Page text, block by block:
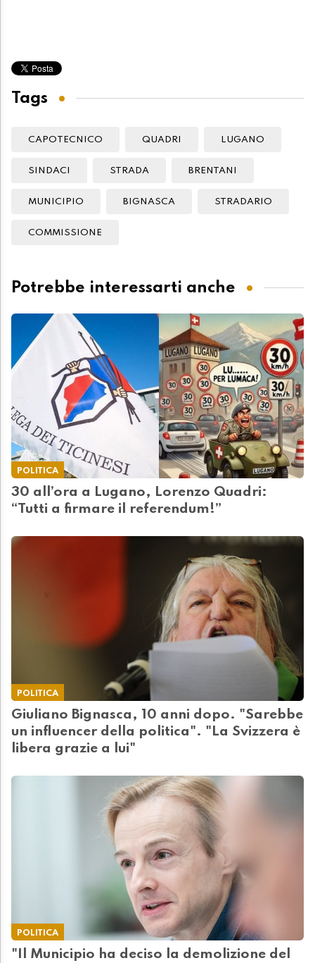
Tags
CAPOTECNICO QUADRI LUGANO
SINDACI STRADA BRENTANI
MUNICIPIO BIGNASCA STRADARIO
COMMISSIONE
Potrebbe interessarti anche
POLITICA
30 all’ora a Lugano, Lorenzo Quadri:
“Tutti a firmare il referendum!”
POLITICA
Giuliano Bignasca, 10 anni dopo. "Sarebbe
un influencer della politica". "La Svizzera è
libera grazie a lui"
POLITICA
"Il Municipio ha deciso la demolizione del